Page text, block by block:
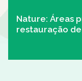
Nature: Áreas
restauração